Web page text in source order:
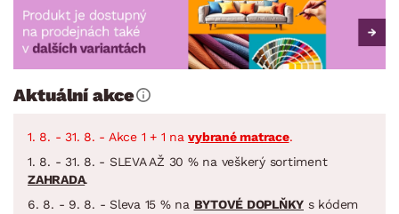
Aktuální akce
1. 8. - 31. 8. - Akce 1 + 1 navybrané matrace.
1. 8. - 31. 8. - SLEVA AŽ 30 % na veškerý sortiment
ZAHRADA.
6. 8. - 9. 8. - Sleva 15 % na BYTOVÉ DOPLŇKY s kódem